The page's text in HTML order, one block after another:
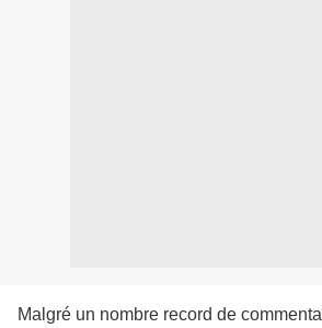
Malgré un nombre record de